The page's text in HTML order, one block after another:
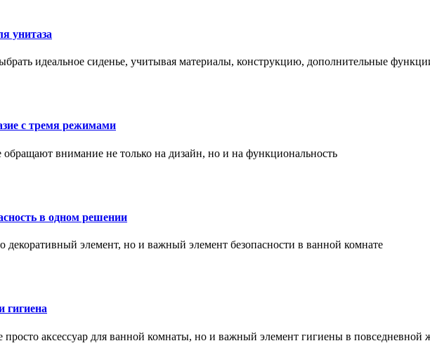
унитаза
идеальное сиденье, учитывая материалы, конструкцию, дополнительные
с тремя режимами
внимание не только на дизайн, но и на функциональность
в одном решении
элемент, но и важный элемент безопасности в ванной комнате
гигиена
аксессуар для ванной комнаты, но и важный элемент гигиены в повседневной